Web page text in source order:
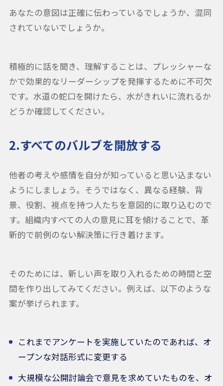
あなたの意図は正確に伝わっているでしょうか、混同
されていないでしょうか。
積極的に話を聞き、理解することは、プレッシャーな
かで効果的なリーダーシップを発揮するために不可欠
です。水道の蛇口を開けたら、水がきれいに流れるか
どうか確認してください。
2.すべてのバルブを開放する
他者の考えや感情を自分が知っていると思い込まない
ようにしましょう。そうではなく、異なる経験、背
景、役割、視点を持つ人たちを意図的に取り込むので
す。組織内すべての人の意見に耳を傾けることで、革
新的で前例のない解決策に行き着けます。
そのためには、新しい声を取り入れるための時間と空
間を作り出してみてください。例えば、以下のような
案が挙げられます。
これまでアンケートを実施していたのであれば、オ
ープンな対話形式に変更する
大規模な公開討論会で意見を求めていたものを、オ